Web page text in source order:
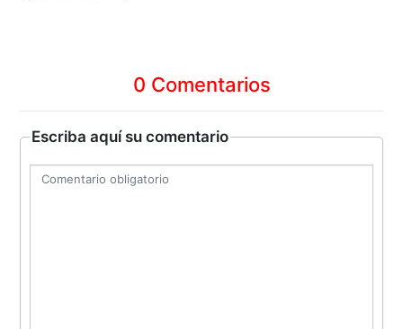
0 Comentarios
Escriba aquí su comentario